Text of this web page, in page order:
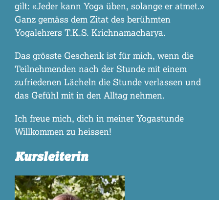
gilt: «Jeder kann Yoga üben, solange er atmet.»
Ganz gemäss dem Zitat des berühmten
Yogalehrers T.K.S. Krichnamacharya.
Das grösste Geschenk ist für mich, wenn die
Teilnehmenden nach der Stunde mit einem
zufriedenen Lächeln die Stunde verlassen und
das Gefühl mit in den Alltag nehmen.
Ich freue mich, dich in meiner Yogastunde
Willkommen zu heissen!
Kursleiterin